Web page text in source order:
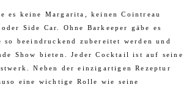
es keine Margarita, keinen Cointreau
Side Car. Ohne Barkeeper gäbe es
beeindruckend zubereitet werden und
Show bieten. Jeder Cocktail ist auf seine
Neben der einzigartigen Rezeptur
eine wichtige Rolle wie seine